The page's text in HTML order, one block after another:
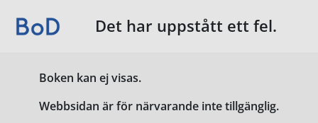
Det har uppstått ett fel.
Boken kan ej visas.
Webbsidan är för närvarande inte tillgänglig.